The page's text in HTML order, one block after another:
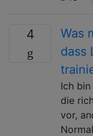
4
Was
dass
Ich
die
vor,